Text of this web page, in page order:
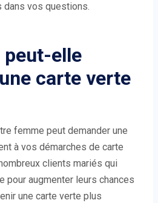
dans vos questions.
peut-elle
carte verte
femme peut demander une
à vos démarches de carte
clients mariés qui
pour augmenter leurs chances
une carte verte plus